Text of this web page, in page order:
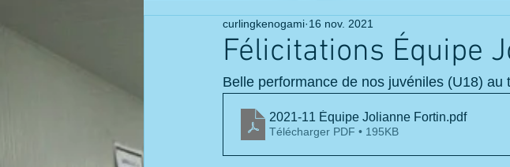
Félicitations Équipe
curlingkenogami 16 nov. 2021
Belle performance de nos juvéniles (U18)
2021-11 Équipe Jolianne Fortin.pdf
Télécharger PDF • 195KB